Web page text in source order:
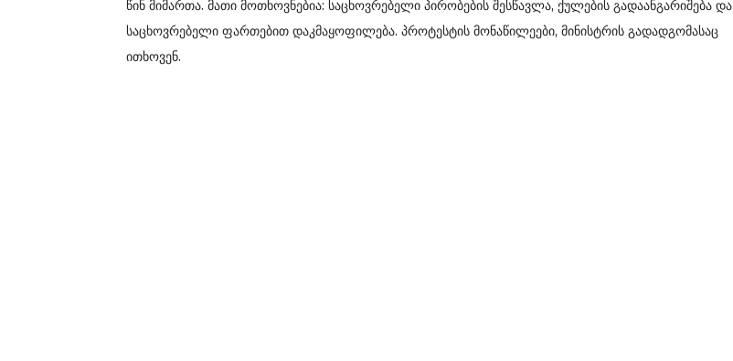
წინ მიმართა. მათი მოთხოვნებია: საცხოვრებელი პირობების შესწავლა, ქულების გადაანგარიშება და
საცხოვრებელი ფართებით დაკმაყოფილება. პროტესტის მონაწილეები, მინისტრის გადადგომასაც
ითხოვენ.